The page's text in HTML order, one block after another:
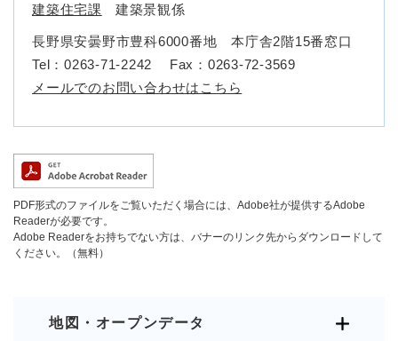
建築住宅課 建築景観係
長野県安曇野市豊科6000番地 本庁舎2階15番窓口
Tel：0263-71-2242
Fax：0263-72-3569
メールでのお問い合わせはこちら
PDF形式のファイルをご覧いただく場合には、Adobe社が提供するAdobe
Readerが必要です。
Adobe Readerをお持ちでない方は、バナーのリンク先からダウンロードして
ください。（無料）
地図・オープンデータ